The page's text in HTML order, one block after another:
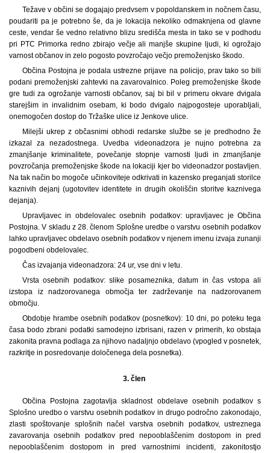
Težave v občini se dogajajo predvsem v popoldanskem in nočnem času,
poudariti pa je potrebno še, da je lokacija nekoliko odmaknjena od glavne
ceste, vendar še vedno relativno blizu središča mesta in tako se v podhodu
pri PTC Primorka redno zbirajo večje ali manjše skupine ljudi, ki ogrožajo
varnost občanov in zelo pogosto povzročajo večjo premoženjsko škodo.
Občina Postojna je podala ustrezne prijave na policijo, prav tako so bili
podani premoženjski zahtevki na zavarovalnico. Poleg premoženjske škode
gre tudi za ogrožanje varnosti občanov, saj bi bil v primeru okvare dvigala
starejšim in invalidnim osebam, ki bodo dvigalo najpogosteje uporabljali,
onemogočen dostop do Tržaške ulice iz Jenkove ulice.
Milejši ukrep z občasnimi obhodi redarske službe se je predhodno že
izkazal za nezadostnega. Uvedba videonadzora je nujno potrebna za
zmanjšanje kriminalitete, povečanje stopnje varnosti ljudi in zmanjšanje
povzročanja premoženjske škode na lokaciji kjer bo videonadzor postavljen.
Na tak način bo mogoče učinkoviteje odkrivati in kazensko preganjati storilce
kaznivih dejanj (ugotovitev identitete in drugih okoliščin storitve kaznivega
dejanja).
Upravljavec in obdelovalec osebnih podatkov: upravljavec je Občina
Postojna. V skladu z 28. členom Splošne uredbe o varstvu osebnih podatkov
lahko upravljavec obdelavo osebnih podatkov v njenem imenu izvaja zunanji
pogodbeni obdelovalec.
Čas izvajanja videonadzora: 24 ur, vse dni v letu.
Vrsta osebnih podatkov: slike posameznika, datum in čas vstopa ali
izstopa iz nadzorovanega območja ter zadrževanje na nadzorovanem
območju.
Obdobje hrambe osebnih podatkov (posnetkov): 10 dni, po poteku tega
časa bodo zbrani podatki samodejno izbrisani, razen v primerih, ko obstaja
zakonita pravna podlaga za njihovo nadaljnjo obdelavo (vpogled v posnetek,
razkritje in posredovanje določenega dela posnetka).
3. člen
Občina Postojna zagotavlja skladnost obdelave osebnih podatkov s
Splošno uredbo o varstvu osebnih podatkov in drugo področno zakonodajo,
zlasti spoštovanje splošnih načel varstva osebnih podatkov, ustreznega
zavarovanja osebnih podatkov pred nepooblaščenim dostopom in pred
nepooblaščenim dostopom in pred varnostnimi incidenti, zakonitostjo